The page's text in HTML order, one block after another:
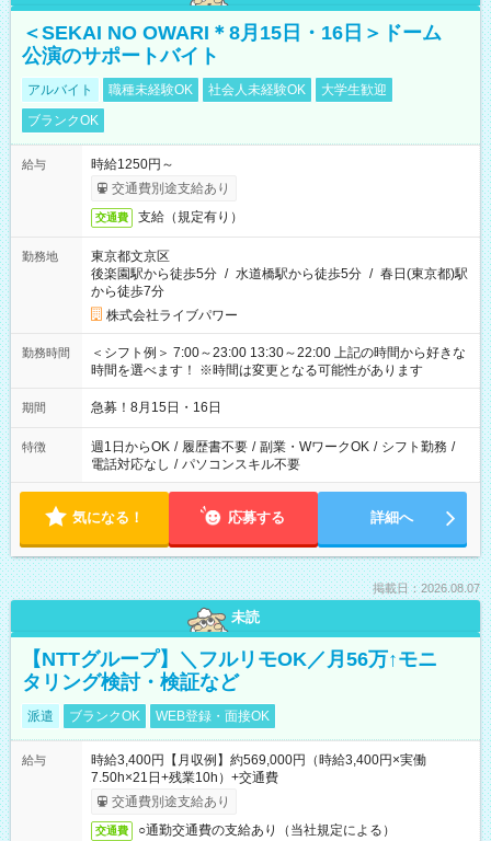
＜SEKAI NO OWARI＊8月15日・16日＞ドーム
公演のサポートバイト
アルバイト 職種未経験OK 社会人未経験OK
大学生歓迎
ブランクOK
給与
時給1250円～
交通費別途支給あり
交通費 支給（規定有り）
勤務地
東京都文京区
後楽園駅から徒歩5分 / 水道橋駅から徒歩5分 / 春日(東京都)駅
から徒歩7分
株式会社ライブパワー
勤務時間
＜シフト例＞ 7:00～23:00 13:30～22:00 上記の時間から好きな
時間を選べます！ ※時間は変更となる可能性があります
期間 急募！8月15日・16日
特徴 週1日からOK / 履歴書不要 / 副業・WワークOK / シフト勤務 /
電話対応なし / パソコンスキル不要
気になる！ 応募する 詳細へ
掲載日：2026.08.07
未読
【NTTグループ】＼フルリモOK／月56万↑モニ
タリング検討・検証など
派遣 ブランクOK WEB登録・面接OK
給与
時給3,400円【月収例】約569,000円（時給3,400円×実働
7.50h×21日+残業10h）+交通費
交通費別途支給あり
交通費 ○通勤交通費の支給あり（当社規定による）